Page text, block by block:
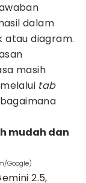
dalam
atau diagram.
masih
tab
mudah dan
Google)
2.5,